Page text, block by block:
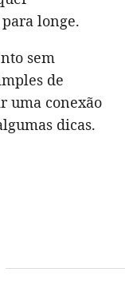
longe.
sem
de
uma conexão
dicas.